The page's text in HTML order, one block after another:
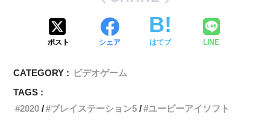
ポスト シェア はてブ LINE
CATEGORY : ビデオゲーム
TAGS :
2020
プレイステーション5 ユービーアイソフト